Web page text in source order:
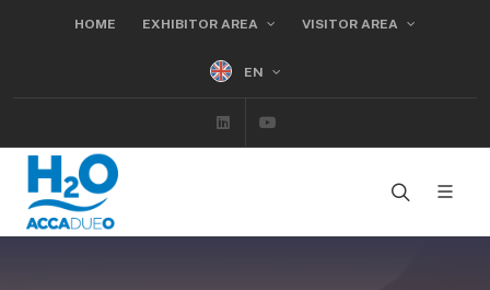
HOME EXHIBITOR AREA VISITOR AREA
EN
Linkedin